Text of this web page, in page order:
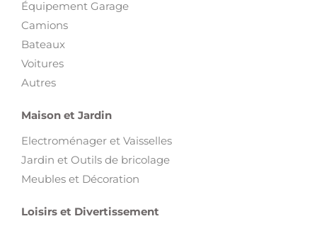
Équipement Garage
Camions
Bateaux
Voitures
Autres
Maison et Jardin
Electroménager et Vaisselles
Jardin et Outils de bricolage
Meubles et Décoration
Loisirs et Divertissement